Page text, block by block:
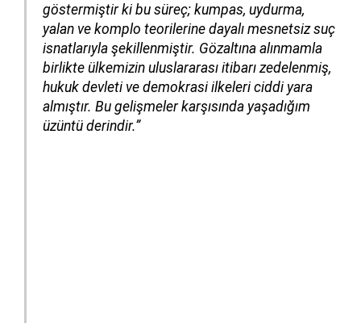
göstermiştir ki bu süreç; kumpas, uydurma,
yalan ve komplo teorilerine dayalı mesnetsiz suç
isnatlarıyla şekillenmiştir. Gözaltına alınmamla
birlikte ülkemizin uluslararası itibarı zedelenmiş,
hukuk devleti ve demokrasi ilkeleri ciddi yara
almıştır. Bu gelişmeler karşısında yaşadığım
üzüntü derindir.”